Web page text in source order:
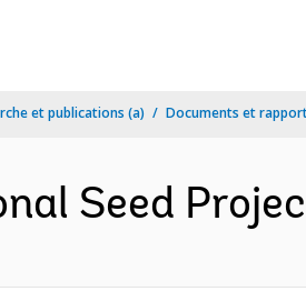
et publications (a) Documents et
Seed